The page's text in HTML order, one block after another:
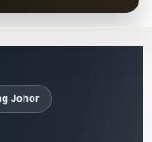
Johor